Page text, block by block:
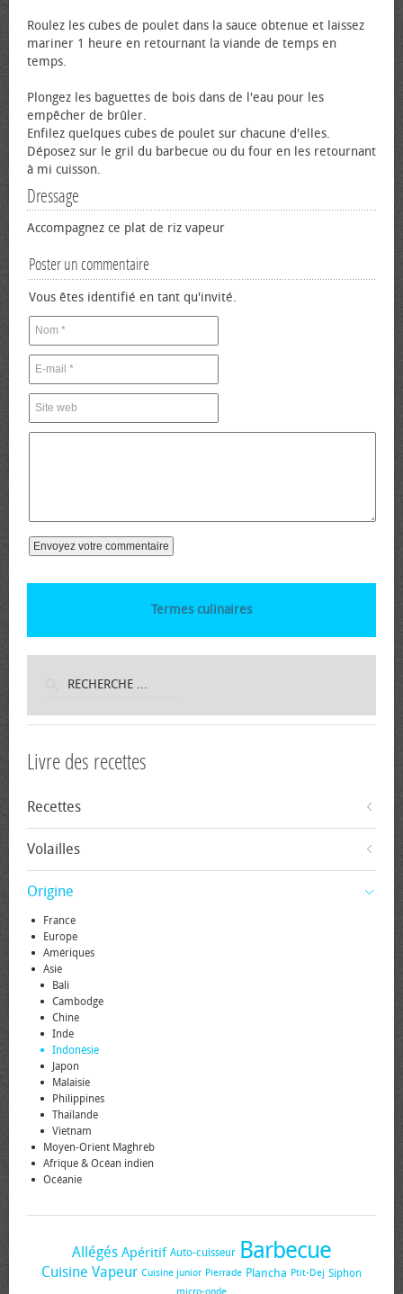
Roulez les cubes de poulet dans la sauce obtenue et laissez
mariner 1 heure en retournant la viande de temps en
temps.
Plongez les baguettes de bois dans de l'eau pour les
empêcher de brûler.
Enfilez quelques cubes de poulet sur chacune d'elles.
Déposez sur le gril du barbecue ou du four en les retournant
à mi cuisson.
Dressage
Accompagnez ce plat de riz vapeur
Poster un commentaire
Vous êtes identifié en tant qu'invité.
Termes culinaires
Livre des recettes
Recettes
Volailles
Origine
France
Europe
Amériques
Asie
Bali
Cambodge
Chine
Inde
Indonésie
Japon
Malaisie
Philippines
Thaïlande
Vietnam
Moyen-Orient Maghreb
Afrique & Océan indien
Océanie
Allégés Apéritif Auto-cuisseur Barbecue
Cuisine Vapeur Cuisine junior Pierrade Plancha Ptit-Dej Siphon